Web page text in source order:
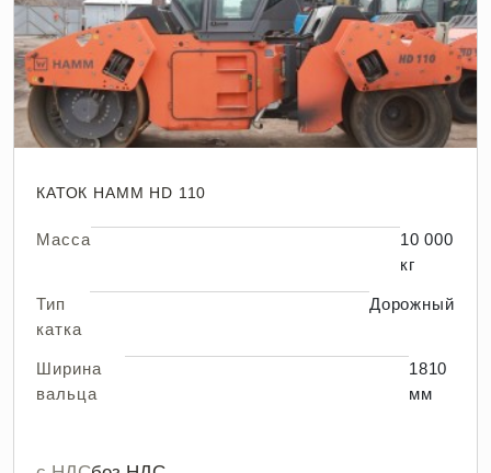
КАТОК HAMM HD 110
Масса
10 000
кг
Тип
катка
Дорожный
Ширина
вальца
1810
мм